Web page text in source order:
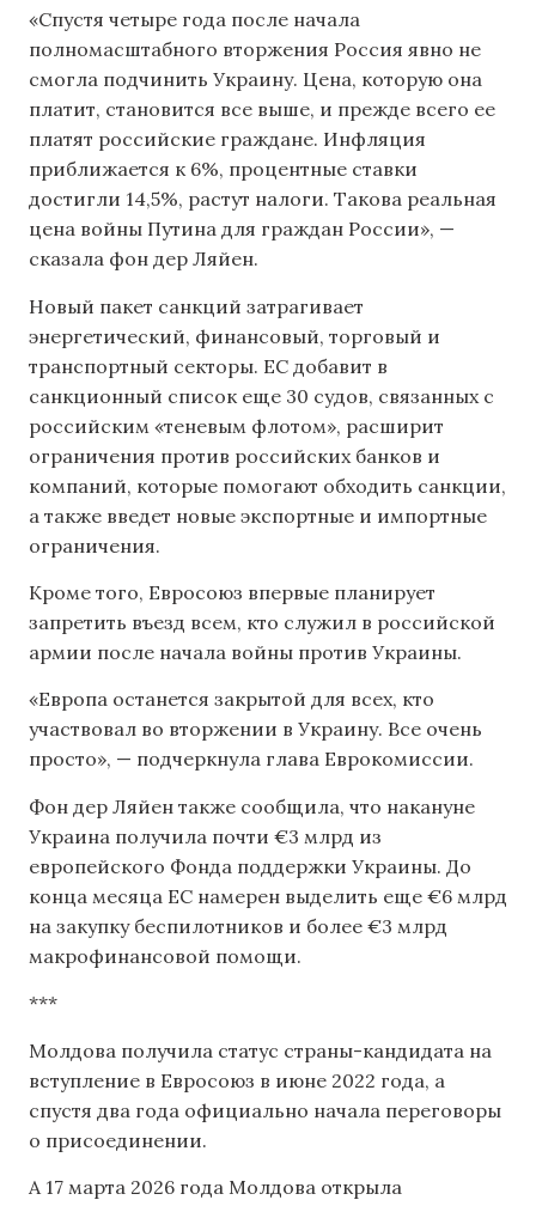
«Спустя четыре года после начала
полномасштабного вторжения Россия явно не
смогла подчинить Украину. Цена, которую она
платит, становится все выше, и прежде всего ее
платят российские граждане. Инфляция
приближается к 6%, процентные ставки
достигли 14,5%, растут налоги. Такова реальная
цена войны Путина для граждан России», —
сказала фон дер Ляйен.
Новый пакет санкций затрагивает
энергетический, финансовый, торговый и
транспортный секторы. ЕС добавит в
санкционный список еще 30 судов, связанных с
российским «теневым флотом», расширит
ограничения против российских банков и
компаний, которые помогают обходить санкции,
а также введет новые экспортные и импортные
ограничения.
Кроме того, Евросоюз впервые планирует
запретить въезд всем, кто служил в российской
армии после начала войны против Украины.
«Европа останется закрытой для всех, кто
участвовал во вторжении в Украину. Все очень
просто», — подчеркнула глава Еврокомиссии.
Фон дер Ляйен также сообщила, что накануне
Украина получила почти €3 млрд из
европейского Фонда поддержки Украины. До
конца месяца ЕС намерен выделить еще €6 млрд
на закупку беспилотников и более €3 млрд
макрофинансовой помощи.
***
Молдова получила статус страны-кандидата на
вступление в Евросоюз в июне 2022 года, а
спустя два года официально начала переговоры
о присоединении.
А 17 марта 2026 года Молдова открыла